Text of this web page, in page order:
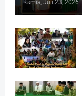
Kamis, Juli 23, 2026